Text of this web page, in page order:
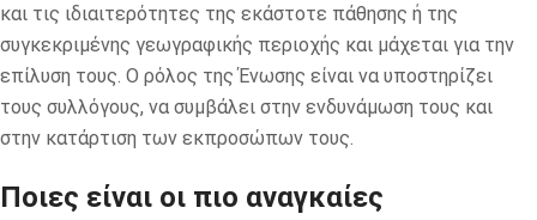
και τις ιδιαιτερότητες της εκάστοτε πάθησης ή της
συγκεκριμένης γεωγραφικής περιοχής και μάχεται για την
επίλυση τους. Ο ρόλος της Ένωσης είναι να υποστηρίζει
τους συλλόγους, να συμβάλει στην ενδυνάμωση τους και
στην κατάρτιση των εκπροσώπων τους.
Ποιες είναι οι πιο αναγκαίες